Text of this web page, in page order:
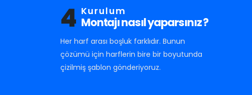
4 Kurulum
Montajı nasıl yaparsınız ?
Her harf arası boşluk farklıdır. Bunun
çözümü için harflerin bire bir boyutunda
çizilmiş şablon gönderiyoruz.